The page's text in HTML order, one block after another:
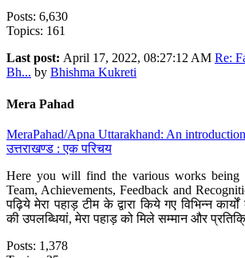
Posts: 6,630
Topics: 161
Last post: April 17, 2022, 08:27:12 AM Re:
Bh... by Bhishma Kukreti
Mera Pahad
MeraPahad/Apna Uttarakhand: An
उत्तराखण्ड : एक परिचय
Here you will find the various works being
Team, Achievements, Feedback and
पढ़िये मेरा पहाड़ टीम के द्वारा किये गए विभिन्न कार्यों
की उपलब्धियां, मेरा पहाड़ को मिले सम्मान और
Posts: 1,378